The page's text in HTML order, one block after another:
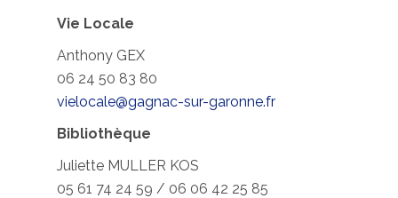
Vie Locale
Anthony GEX
06 24 50 83 80
vielocale@gagnac-sur-garonne.fr
Bibliothèque
Juliette MULLER KOS
05 61 74 24 59 / 06 06 42 25 85